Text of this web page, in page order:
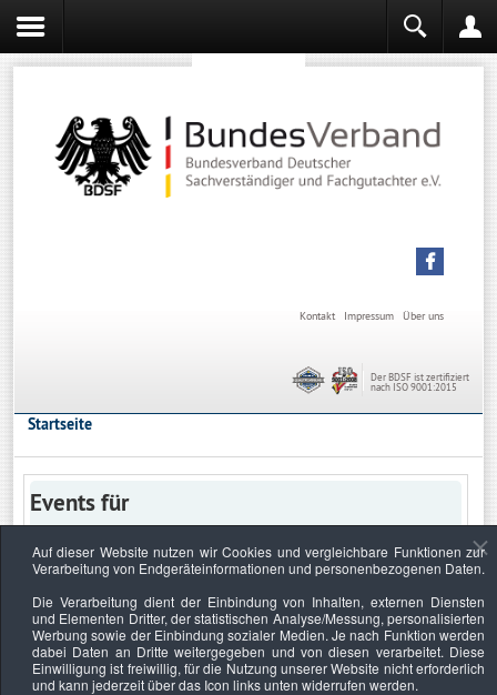
Über uns
Impressum
Kontakt
Der BDSF ist zertifiziert
nach ISO 9001:2015
Startseite
Events für
Keine Termine
Auf dieser Website nutzen wir Cookies und vergleichbare Funktionen zur
Verarbeitung von Endgeräteinformationen und personenbezogenen Daten.
Die Verarbeitung dient der Einbindung von Inhalten, externen Diensten
und Elementen Dritter, der statistischen Analyse/Messung, personalisierten
Werbung sowie der Einbindung sozialer Medien. Je nach Funktion werden
dabei Daten an Dritte weitergegeben und von diesen verarbeitet. Diese
Einwilligung ist freiwillig, für die Nutzung unserer Website nicht erforderlich
und kann jederzeit über das Icon links unten widerrufen werden.